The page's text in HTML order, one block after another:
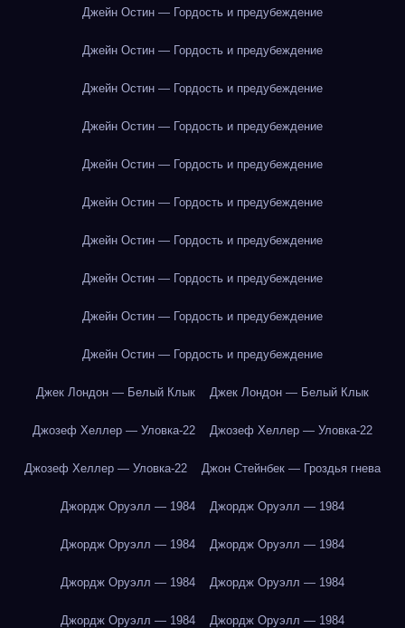
Джейн Остин — Гордость и предубеждение
Джейн Остин — Гордость и предубеждение
Джейн Остин — Гордость и предубеждение
Джейн Остин — Гордость и предубеждение
Джейн Остин — Гордость и предубеждение
Джейн Остин — Гордость и предубеждение
Джейн Остин — Гордость и предубеждение
Джейн Остин — Гордость и предубеждение
Джейн Остин — Гордость и предубеждение
Джейн Остин — Гордость и предубеждение
Джек Лондон — Белый Клык Джек Лондон — Белый Клык
Джозеф Хеллер — Уловка-22 Джозеф Хеллер — Уловка-22
Джозеф Хеллер — Уловка-22 Джон Стейнбек — Гроздья гнева
Джордж Оруэлл — 1984 Джордж Оруэлл — 1984
Джордж Оруэлл — 1984 Джордж Оруэлл — 1984
Джордж Оруэлл — 1984 Джордж Оруэлл — 1984
Джордж Оруэлл — 1984 Джордж Оруэлл — 1984